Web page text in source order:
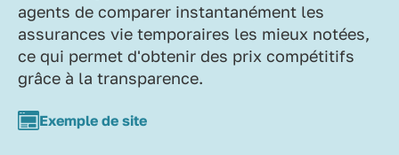
agents de comparer instantanément les
assurances vie temporaires les mieux notées,
ce qui permet d'obtenir des prix compétitifs
grâce à la transparence.
Exemple de site